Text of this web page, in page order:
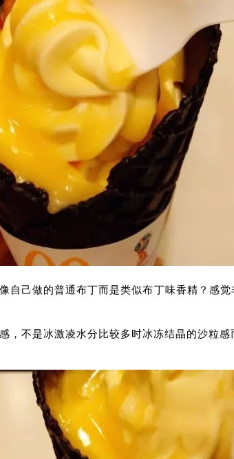
自己做的普通布丁而是类似布丁味香精？感
，不是冰激凌水分比较多时冰冻结晶的沙粒